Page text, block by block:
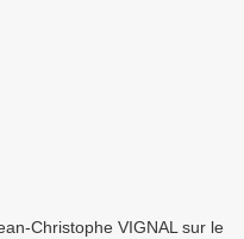
Christophe VIGNAL sur le